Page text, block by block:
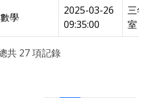
數學
2025-03-26
09:35:00
三
室
共 27 項記錄